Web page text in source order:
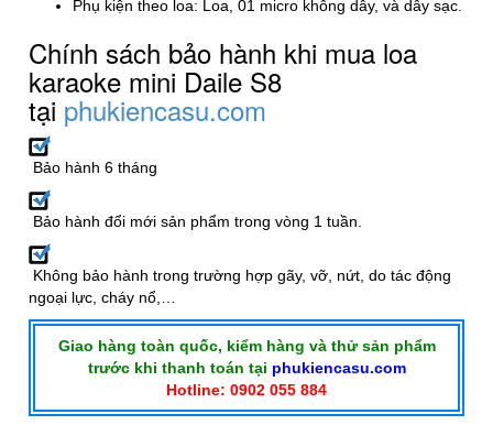
Phụ kiện theo loa: Loa, 01 micro không dây, và dây sạc.
Chính sách bảo hành khi mua loa
karaoke mini Daile S8
tại phukiencasu.com
Bảo hành 6 tháng
Bảo hành đổi mới sản phẩm trong vòng 1 tuần.
Không bảo hành trong trường hợp gãy, vỡ, nứt, do tác động
ngoại lực, cháy nổ,…
Giao hàng toàn quốc, kiểm hàng và thử sản phẩm
trước khi thanh toán tại phukiencasu.com
Hotline: 0902 055 884